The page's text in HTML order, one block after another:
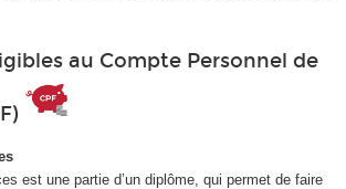
au Compte Personnel de
est une partie d’un diplôme, qui permet de faire